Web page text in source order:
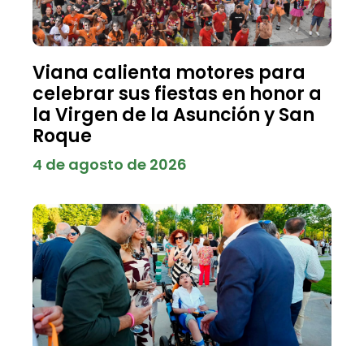
Viana calienta motores para
celebrar sus fiestas en honor a
la Virgen de la Asunción y San
Roque
4 de agosto de 2026